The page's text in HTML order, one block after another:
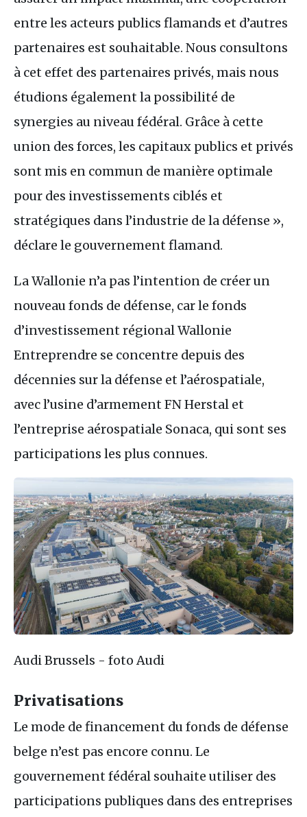
entre les acteurs publics flamands et d’autres
partenaires est souhaitable. Nous consultons
à cet effet des partenaires privés, mais nous
étudions également la possibilité de
synergies au niveau fédéral. Grâce à cette
union des forces, les capitaux publics et privés
sont mis en commun de manière optimale
pour des investissements ciblés et
stratégiques dans l’industrie de la défense »,
déclare le gouvernement flamand.
La Wallonie n’a pas l’intention de créer un
nouveau fonds de défense, car le fonds
d’investissement régional Wallonie
Entreprendre se concentre depuis des
décennies sur la défense et l’aérospatiale,
avec l’usine d’armement FNHerstal et
l’entreprise aérospatiale Sonaca, qui sont ses
participations les plus connues.
Audi Brussels - foto Audi
Privatisations
Le mode de financement du fonds de défense
belge n’est pas encore connu. Le
gouvernement fédéral souhaite utiliser des
participations publiques dans des entreprises